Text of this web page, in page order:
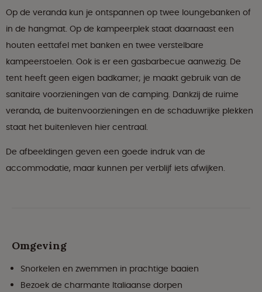
Op de veranda kun je ontspannen op twee loungebanken of
in de hangmat. Op de kampeerplek staat daarnaast een
houten eettafel met banken en twee verstelbare
kampeerstoelen. Ook is er een gasbarbecue aanwezig. De
tent heeft geen eigen badkamer; je maakt gebruik van de
sanitaire voorzieningen van de camping. Dankzij de ruime
veranda, de buitenvoorzieningen en de schaduwrijke plekken
staat het buitenleven hier centraal.
De afbeeldingen geven een goede indruk van de
accommodatie, maar kunnen per verblijf iets afwijken.
Omgeving
Snorkelen en zwemmen in prachtige baaien
Bezoek de charmante Italiaanse dorpen